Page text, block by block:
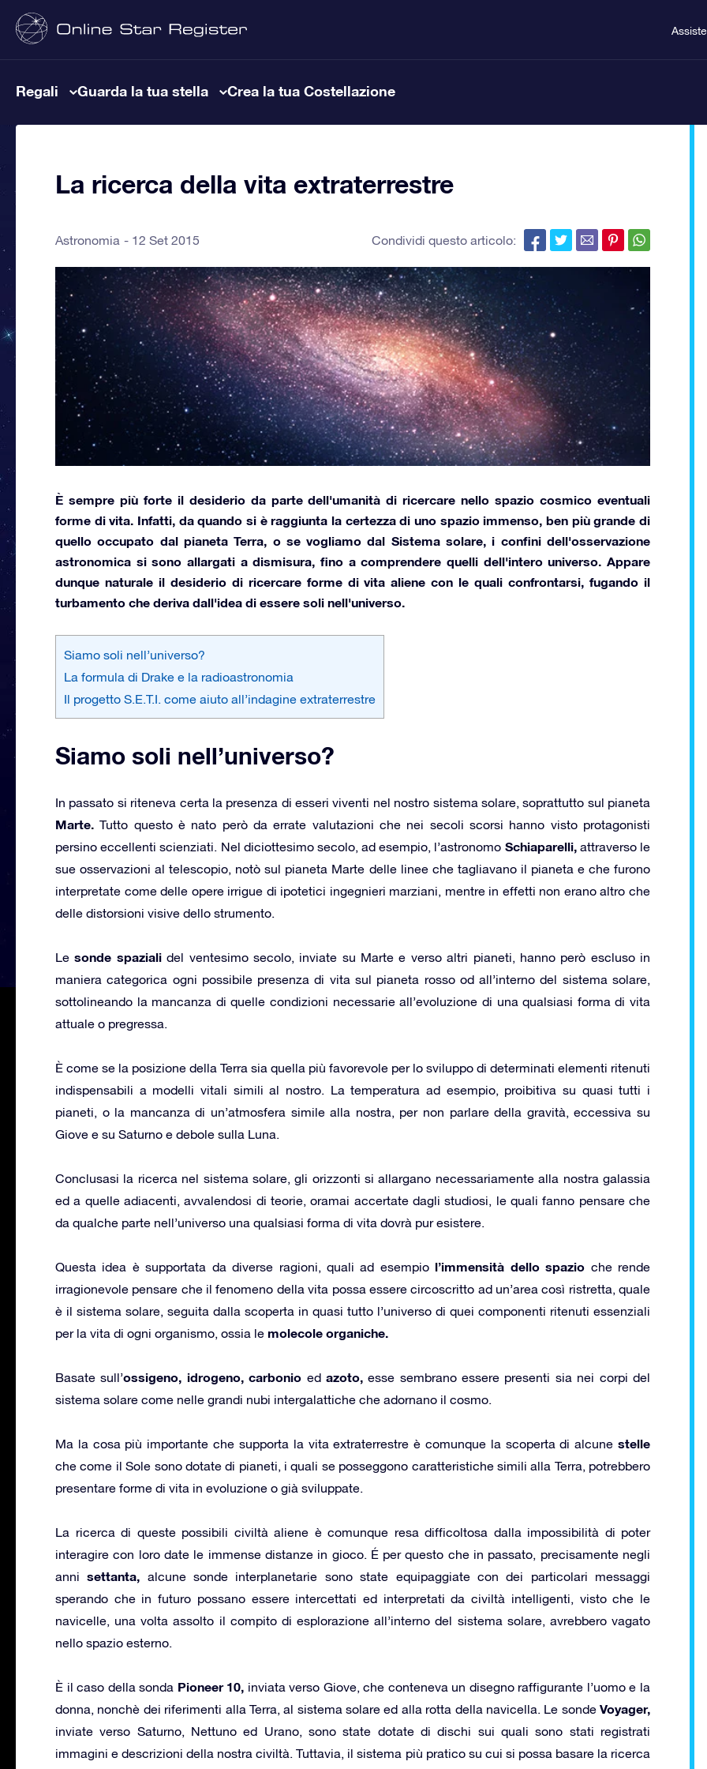
Regali Guarda la tua stella Crea la tua Costellazione
La ricerca della vita extraterrestre
Astronomia 12 Set 2015 Condividi questo articolo:
È sempre più forte il desiderio da parte dell'umanità di ricercare nello spazio cosmico eventuali
forme di vita. Infatti, da quando si è raggiunta la certezza di uno spazio immenso, ben più grande di
quello occupato dal pianeta Terra, o se vogliamo dal Sistema solare, i confini dell'osservazione
astronomica si sono allargati a dismisura, fino a comprendere quelli dell'intero universo. Appare
dunque naturale il desiderio di ricercare forme di vita aliene con le quali confrontarsi, fugando il
turbamento che deriva dall'idea di essere soli nell'universo.
Siamo soli nell’universo?
La formula di Drake e la radioastronomia
Il progetto S.E.T.I. come aiuto all’indagine extraterrestre
Siamo soli nell’universo?
In passato si riteneva certa la presenza di esseri viventi nel nostro sistema solare, soprattutto sul pianeta
Marte. Tutto questo è nato però da errate valutazioni che nei secoli scorsi hanno visto protagonisti
persino eccellenti scienziati. Nel diciottesimo secolo, ad esempio, l’astronomo Schiaparelli,attraverso le
sue osservazioni al telescopio, notò sul pianeta Marte delle linee che tagliavano il pianeta e che furono
interpretate come delle opere irrigue di ipotetici ingegnieri marziani, mentre in effetti non erano altro che
delle distorsioni visive dello strumento.
Lesonde spazialidel ventesimo secolo, inviate su Marte e verso altri pianeti, hanno però escluso in
maniera categorica ogni possibile presenza di vita sul pianeta rosso od all’interno del sistema solare,
sottolineando la mancanza di quelle condizioni necessarie all’evoluzione di una qualsiasi forma di vita
attuale o pregressa.
È come se la posizione della Terra sia quella più favorevole per lo sviluppo di determinati elementi ritenuti
indispensabili a modelli vitali simili al nostro. La temperatura ad esempio, proibitiva su quasi tutti i
pianeti, o la mancanza di un’atmosfera simile alla nostra, per non parlare della gravità, eccessiva su
Giove e su Saturno e debole sulla Luna.
Conclusasi la ricerca nel sistema solare, gli orizzonti si allargano necessariamente alla nostra galassia
ed a quelle adiacenti, avvalendosi di teorie, oramai accertate dagli studiosi, le quali fanno pensare che
da qualche parte nell’universo una qualsiasi forma di vita dovrà pur esistere.
Questa idea è supportata da diverse ragioni, quali ad esempio l’immensità dello spazio che rende
irragionevole pensare che il fenomeno della vita possa essere circoscritto ad un’area così ristretta, quale
è il sistema solare, seguita dalla scoperta in quasi tutto l’universo di quei componenti ritenuti essenziali
per la vita di ogni organismo, ossia le molecole organiche.
Basate sull’ossigeno, idrogeno, carbonio ed azoto,esse sembrano essere presenti sia nei corpi del
sistema solare come nelle grandi nubi intergalattiche che adornano il cosmo.
Ma la cosa più importante che supporta la vita extraterrestre è comunque la scoperta di alcune stelle
che come il Sole sono dotate di pianeti, i quali se posseggono caratteristiche simili alla Terra, potrebbero
presentare forme di vita in evoluzione o già sviluppate.
La ricerca di queste possibili civiltà aliene è comunque resa difficoltosa dalla impossibilità di poter
interagire con loro date le immense distanze in gioco. É per questo che in passato, precisamente negli
annisettanta, alcune sonde interplanetarie sono state equipaggiate con dei particolari messaggi
sperando che in futuro possano essere intercettati ed interpretati da civiltà intelligenti, visto che le
navicelle, una volta assolto il compito di esplorazione all’interno del sistema solare, avrebbero vagato
nello spazio esterno.
È il caso della sonda Pioneer 10, inviata verso Giove, che conteneva un disegno raffigurante l’uomo e la
donna, nonchè dei riferimenti alla Terra, al sistema solare ed alla rotta della navicella. Le sonde Voyager,
inviate verso Saturno, Nettuno ed Urano, sono state dotate di dischi sui quali sono stati registrati
immagini e descrizioni della nostra civiltà. Tuttavia, il sistema più pratico su cui si possa basare la ricerca